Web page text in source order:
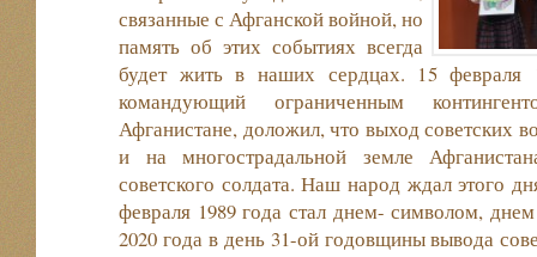
связанные с Афганской войной, но
память об этих событиях всегда
будет жить в наших сердцах. 15 февраля
командующий ограниченным
Афганистане, доложил, что выход советских
и на многострадальной земле
советского солдата. Наш народ ждал этого
февраля 1989 года стал днем- символом,
2020 года в день 31-ой годовщины вывода